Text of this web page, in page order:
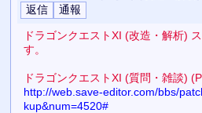
ドラゴンクエストXI (改造・解析)
す。
ドラゴンクエストXI (質問・雑談)
http://web.save-editor.com/bbs/
kup&num=4520#